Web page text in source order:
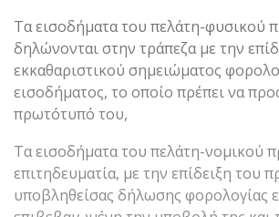
Τα εισοδήματα του πελάτη-φυσικού
δηλώνονται στην τράπεζα με την
εκκαθαριστικού σημειώματος
εισοδήματος, το οποίο πρέπει να
πρωτότυπό του,
Τα εισοδήματα του πελάτη-νομικού
επιτηδευματία, με την επίδειξη του
υποβληθείσας δήλωσης φορολογίας